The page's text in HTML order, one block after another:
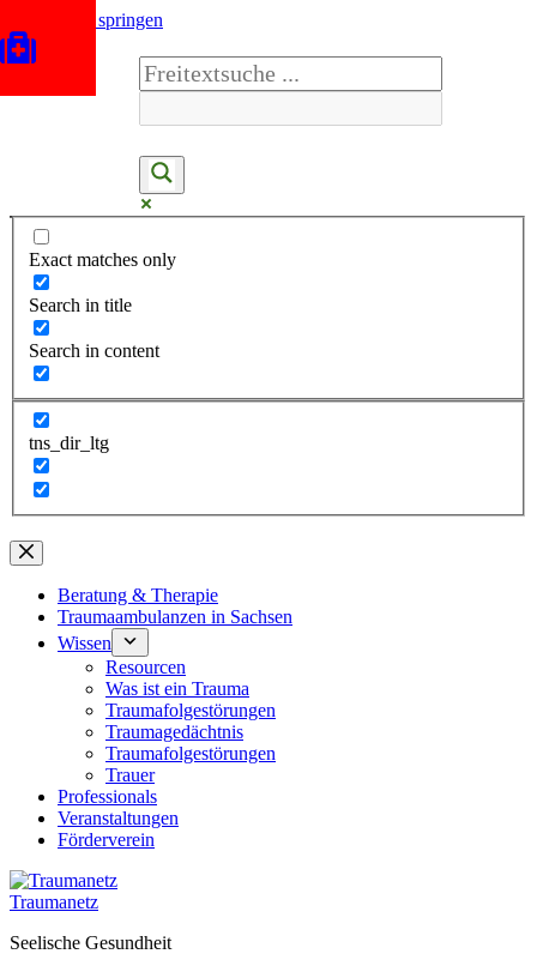
Zum Inhalt springen
Exact matches only
Search in title
Search in content
tns_dir_ltg
Beratung & Therapie
Traumaambulanzen in Sachsen
Wissen
Resourcen
Was ist ein Trauma
Traumafolgestörungen
Traumagedächtnis
Traumafolgestörungen
Trauer
Professionals
Veranstaltungen
Förderverein
Traumanetz
Seelische Gesundheit